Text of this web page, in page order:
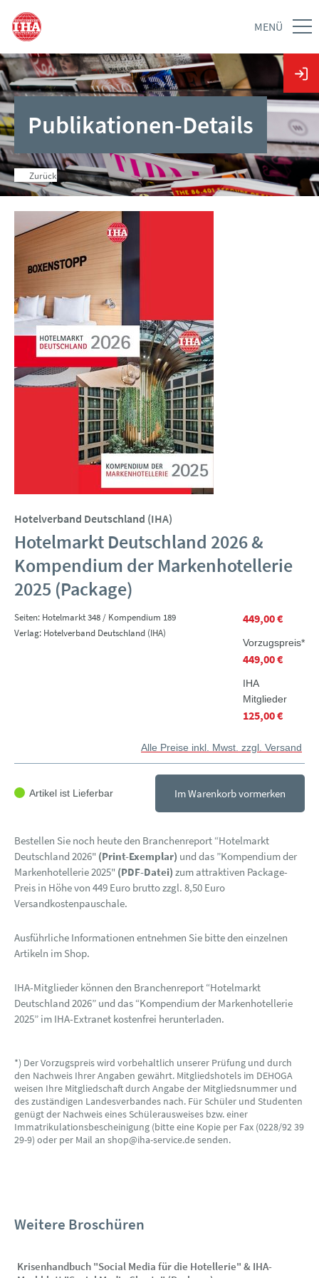
MENÜ
Publikationen-Details
Zurück
Hotelverband Deutschland (IHA)
Hotelmarkt Deutschland 2026 &
Kompendium der Markenhotellerie
2025 (Package)
Seiten: Hotelmarkt 348 / Kompendium 189
Verlag: Hotelverband Deutschland (IHA)
449,00 €
Vorzugspreis*
449,00 €
IHA
Mitglieder
125,00 €
Alle Preise inkl. Mwst. zzgl. Versand
Artikel ist Lieferbar Im Warenkorb vormerken
Bestellen Sie noch heute den Branchenreport “Hotelmarkt
Deutschland 2026" (Print-Exemplar) und das ”Kompendium der
Markenhotellerie 2025" (PDF-Datei) zum attraktiven Package-
Preis in Höhe von 449 Euro brutto zzgl. 8,50 Euro
Versandkostenpauschale.
Ausführliche Informationen entnehmen Sie bitte den einzelnen
Artikeln im Shop.
IHA-Mitglieder können den Branchenreport “Hotelmarkt
Deutschland 2026” und das “Kompendium der Markenhotellerie
2025” im IHA-Extranet kostenfrei herunterladen.
*) Der Vorzugspreis wird vorbehaltlich unserer Prüfung und durch
den Nachweis Ihrer Angaben gewährt. Mitgliedshotels im DEHOGA
weisen Ihre Mitgliedschaft durch Angabe der Mitgliedsnummer und
des zuständigen Landesverbandes nach. Für Schüler und Studenten
genügt der Nachweis eines Schülerausweises bzw. einer
Immatrikulationsbescheinigung (bitte eine Kopie per Fax (0228/92 39
29-9) oder per Mail an shop@iha-service.de senden.
Weitere Broschüren
Krisenhandbuch "Social Media für die Hotellerie" & IHA-